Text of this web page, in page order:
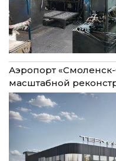
Аэропорт
масштабной